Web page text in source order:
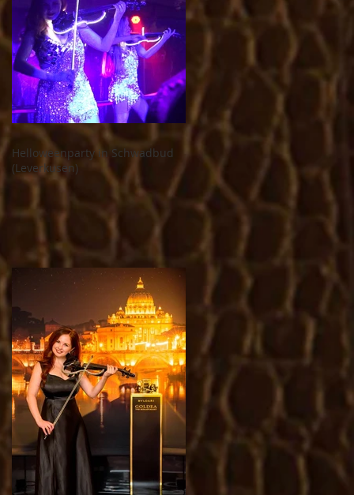
Helloweenparty in Schwadbud
(Leverkusen)